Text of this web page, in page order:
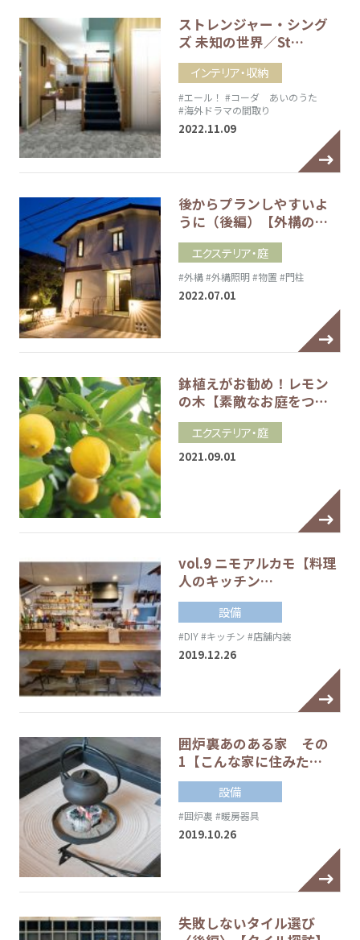
ストレンジャー・シング
ズ 未知の世界／St…
インテリア・収納
#エール！ #コーダ あいのうた
#海外ドラマの間取り
2022.11.09
後からプランしやすいよ
うに（後編）【外構の…
エクステリア・庭
#外構#外構照明 #物置 #門柱
2022.07.01
鉢植えがお勧め！レモン
の木【素敵なお庭をつ…
エクステリア・庭
2021.09.01
vol.9 ニモアルカモ【料理
人のキッチン…
設備
#DIY#キッチン #店舗内装
2019.12.26
囲炉裏あのある家 その
1【こんな家に住みた…
設備
#囲炉裏 #暖房器具
2019.10.26
失敗しないタイル選び